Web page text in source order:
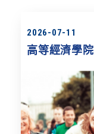
2026-07-11
高等經濟學院